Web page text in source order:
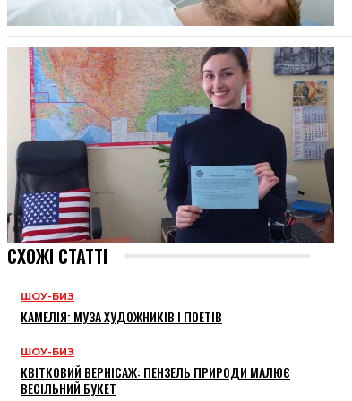
СХОЖІ СТАТТІ
ШОУ-БИЗ
КАМЕЛІЯ: МУЗА ХУДОЖНИКІВ І ПОЕТІВ
ШОУ-БИЗ
КВІТКОВИЙ ВЕРНІСАЖ: ПЕНЗЕЛЬ ПРИРОДИ МАЛЮЄ
ВЕСІЛЬНИЙ БУКЕТ